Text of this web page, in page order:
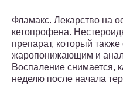
Фламакс. Лекарство на
кетопрофена.
препарат, который также
жаропонижающим и
Воспаление снимается,
неделю после начала